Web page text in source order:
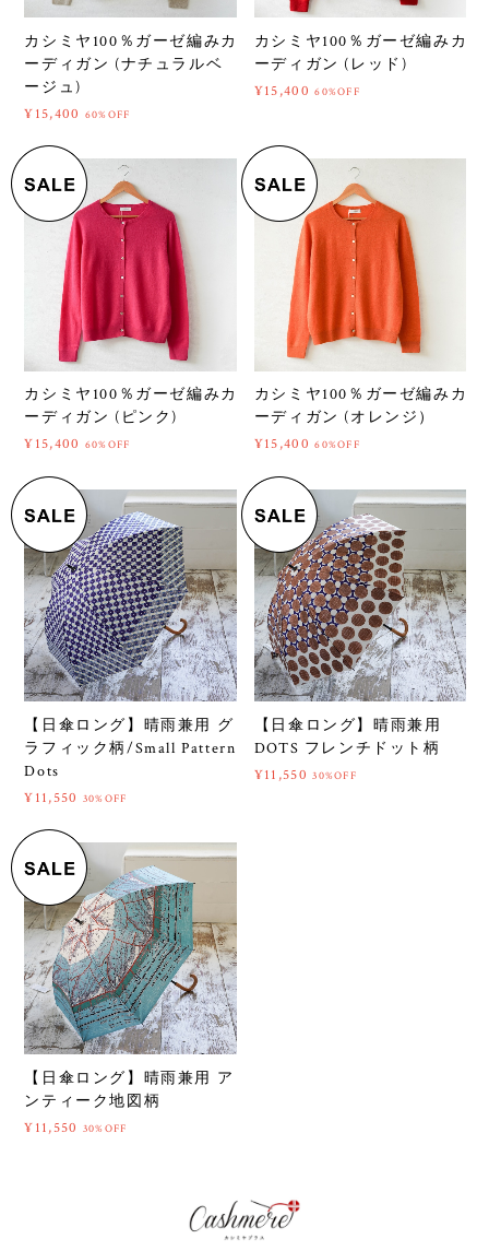
カシミヤ100％ガーゼ編みカ
ーディガン (ナチュラルベ
ージュ)
¥15,400 60%OFF
カシミヤ100％ガーゼ編みカ
ーディガン (レッド)
¥15,400 60%OFF
カシミヤ100％ガーゼ編みカ
ーディガン (ピンク)
¥15,400 60%OFF
カシミヤ100％ガーゼ編みカ
ーディガン (オレンジ）
¥15,400 60%OFF
【日傘ロング】晴雨兼用 グ
ラフィック柄/Small Pattern
Dots
¥11,550 30%OFF
【日傘ロング】晴雨兼用
DOTS フレンチドット柄
¥11,550 30%OFF
【日傘ロング】晴雨兼用 ア
ンティーク地図柄
¥11,550 30%OFF